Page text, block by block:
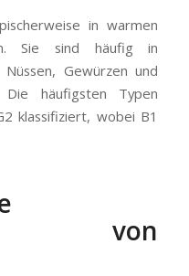
in warmen
Sie sind häufig in
Gewürzen und
häufigsten Typen
klassifiziert, wobei B1
von